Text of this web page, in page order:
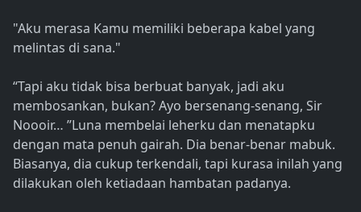
"Aku merasa Kamu memiliki beberapa kabel yang
melintas di sana."
“Tapi aku tidak bisa berbuat banyak, jadi aku
membosankan, bukan? Ayo bersenang-senang, Sir
Noooir… ”Luna membelai leherku dan menatapku
dengan mata penuh gairah. Dia benar-benar mabuk.
Biasanya, dia cukup terkendali, tapi kurasa inilah yang
dilakukan oleh ketiadaan hambatan padanya.